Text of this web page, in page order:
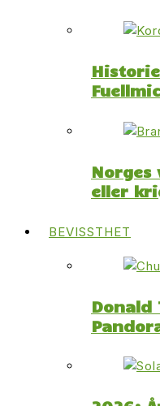
Norges
eller
BEVISSTHET
Donald